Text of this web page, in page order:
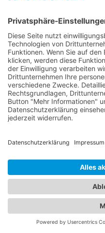
Telefonnummer und
Dadurch können sie
und Sie über den
Bereitstellung dieser
dem Abschleppdienst
Transports und helfen
Alles unter
Informationen
in einem
Sie nicht nur alle
zuverlässige
breite Auswahl an
Aufenthalt. Wir bieten
Plattform, um sowohl
auch bei der Suche